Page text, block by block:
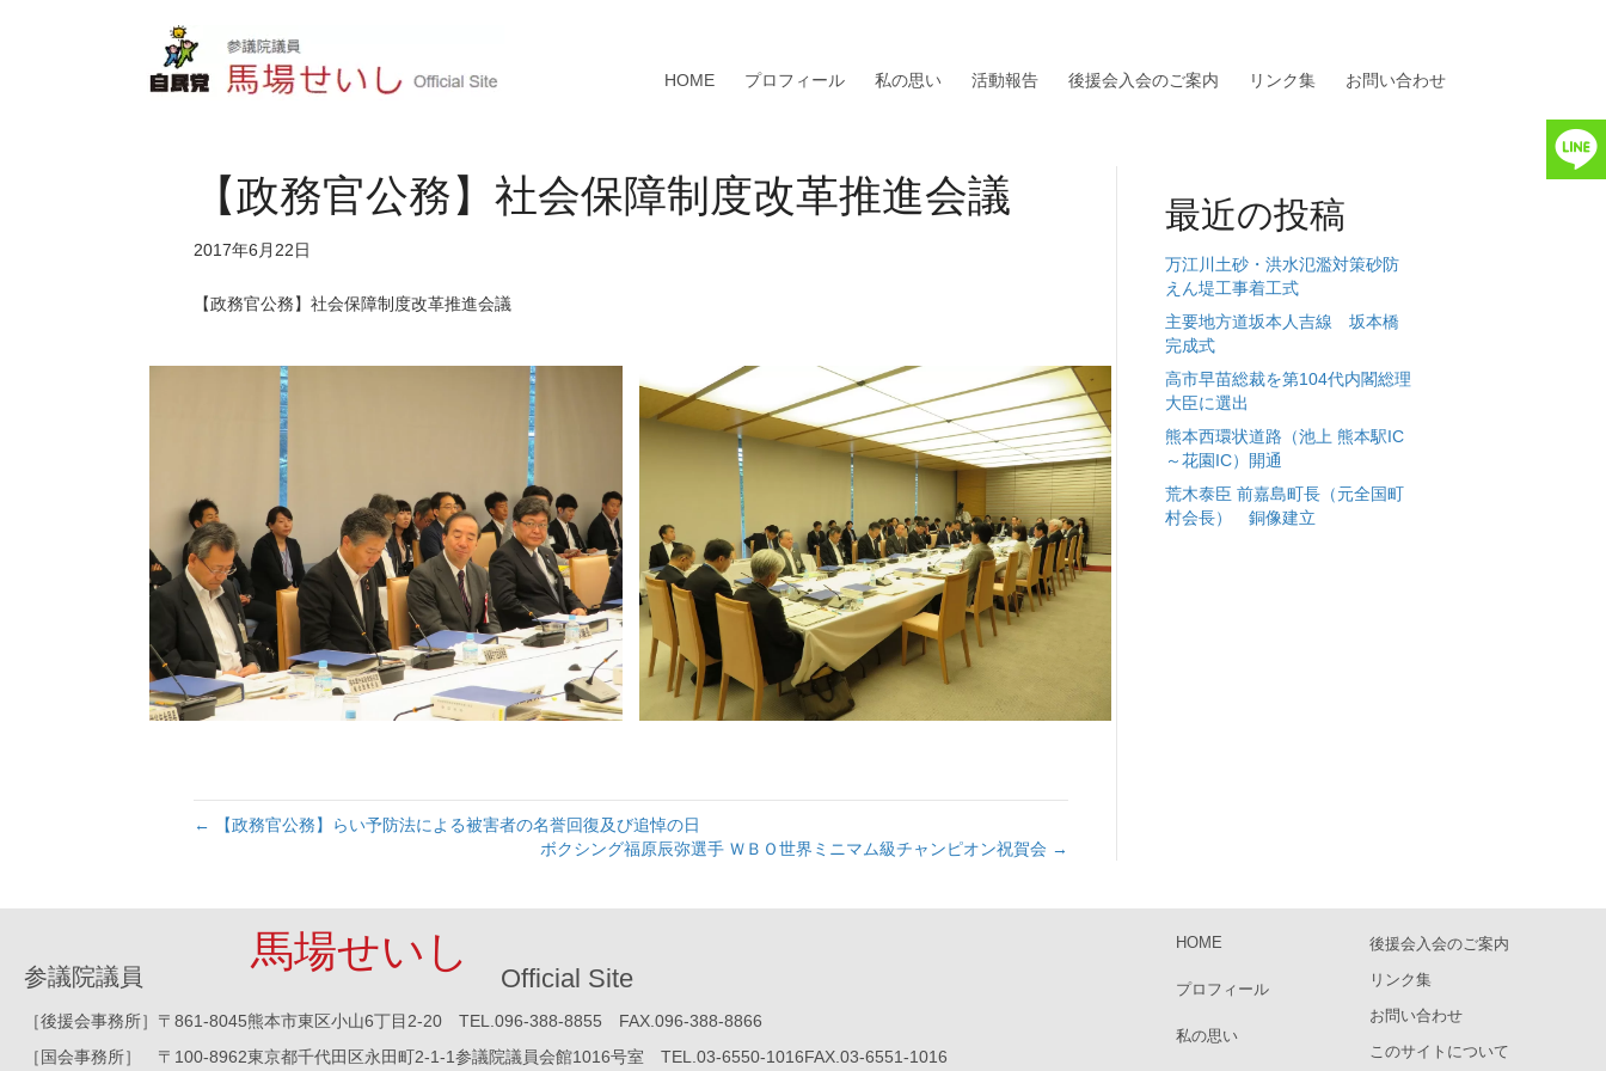
HOME プロフィール 私の思い 活動報告 後援会入会のご案内 リンク集 お問い合わせ
【政務官公務】社会保障制度改革推進会議
2017年6月22日
【政務官公務】社会保障制度改革推進会議
← 【政務官公務】らい予防法による被害者の名誉回復及び追悼の日
ボクシング福原辰弥選手 ＷＢＯ世界ミニマム級チャンピオン祝賀会 →
最近の投稿
万江川土砂・洪水氾濫対策砂防
えん堤工事着工式
主要地方道坂本人吉線 坂本橋
完成式
高市早苗総裁を第104代内閣総理
大臣に選出
熊本西環状道路（池上 熊本駅IC
～花園IC）開通
荒木泰臣 前嘉島町長（元全国町
村会長） 銅像建立
参議院議員
馬場せいし
Official Site
［後援会事務所］〒861-8045熊本市東区小山6丁目2-20 TEL.096-388-8855 FAX.096-388-8866
［国会事務所］ 〒100-8962東京都千代田区永田町2-1-1参議院議員会館1016号室 TEL.03-6550-1016FAX.03-6551-1016
HOME
プロフィール
私の思い
後援会入会のご案内
リンク集
お問い合わせ
このサイトについて